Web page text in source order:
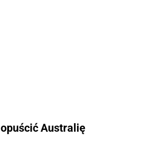
Australię